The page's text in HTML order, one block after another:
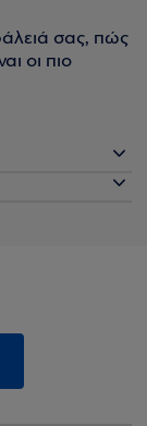
σας, πώς
οι πιο